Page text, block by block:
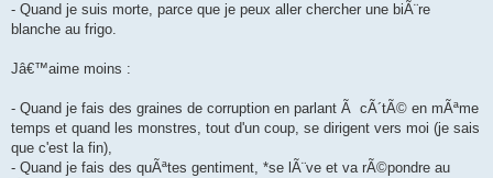
- Quand je suis morte, parce que je peux aller chercher une biÃ¨re
blanche au frigo.
Jâ€™aime moins :
- Quand je fais des graines de corruption en parlant Ã cÃ´tÃ© en mÃªme
temps et quand les monstres, tout d'un coup, se dirigent vers moi (je sais
que c'est la fin),
- Quand je fais des quÃªtes gentiment, *se lÃ¨ve et va rÃ©pondre au